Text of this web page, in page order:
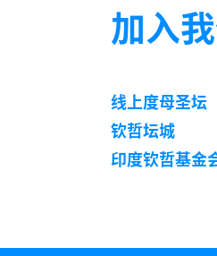
加入
线上度母圣坛
钦哲坛城
印度钦哲基金